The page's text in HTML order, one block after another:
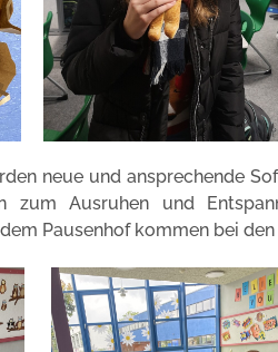
neue und ansprechende
zum Ausruhen und
Pausenhof kommen bei